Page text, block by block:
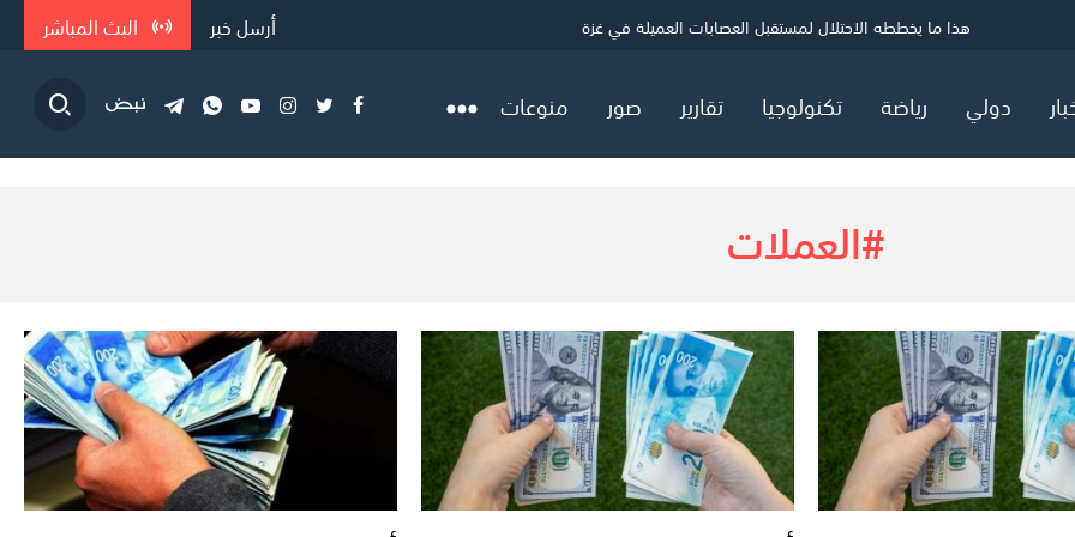
معركة طوفان الأقصى لم تنته بعد!
70 ألفا يؤدون صلاة الجمعة في المسجد الأقصى
هذا ما يخططه الاحتلال لمستقبل العصابات العميلة في غزة أرسل خبر البث المباشر
دولي رياضة تكنولوجيا تقارير صور منوعات
#العملات